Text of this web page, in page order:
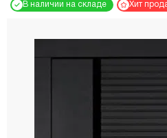
В наличии на складе Хит